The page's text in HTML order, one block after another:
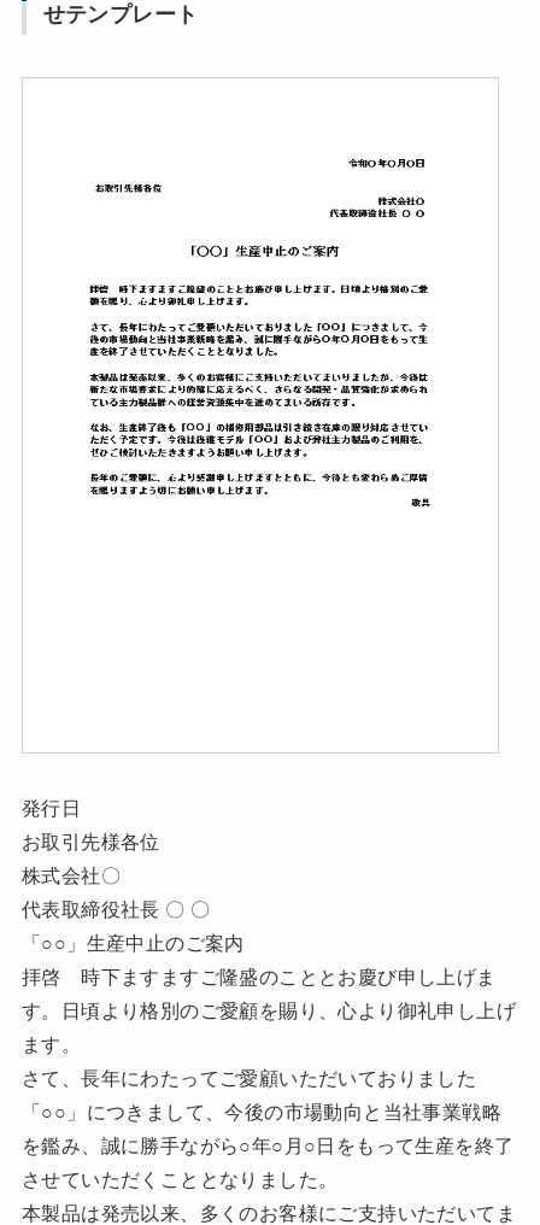
せテンプレート
発行日
お取引先様各位
株式会社〇
代表取締役社長 〇 〇
「○○」生産中止のご案内
拝啓 時下ますますご隆盛のこととお慶び申し上げま
す。日頃より格別のご愛顧を賜り、心より御礼申し上げ
ます。
さて、長年にわたってご愛顧いただいておりました
「○○」につきまして、今後の市場動向と当社事業戦略
を鑑み、誠に勝手ながら○年○月○日をもって生産を終了
させていただくこととなりました。
本製品は発売以来、多くのお客様にご支持いただいてま